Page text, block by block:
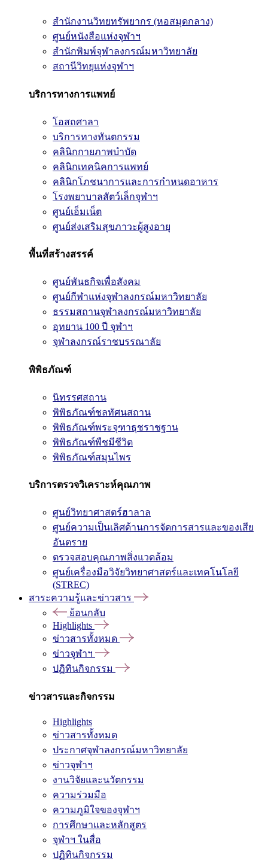
สำนักงานวิทยทรัพยากร (หอสมุดกลาง)
ศูนย์หนังสือแห่งจุฬาฯ
สำนักพิมพ์จุฬาลงกรณ์มหาวิทยาลัย
สถานีวิทยุแห่งจุฬาฯ
บริการทางการแพทย์
โอสถศาลา
บริการทางทันตกรรม
คลินิกกายภาพบำบัด
คลินิกเทคนิคการแพทย์
คลินิกโภชนาการและการกำหนดอาหาร
โรงพยาบาลสัตว์เล็กจุฬาฯ
ศูนย์เอ็มเน็ต
ศูนย์ส่งเสริมสุขภาวะผู้สูงอายุ
พื้นที่สร้างสรรค์
ศูนย์พันธกิจเพื่อสังคม
ศูนย์กีฬาแห่งจุฬาลงกรณ์มหาวิทยาลัย
ธรรมสถานจุฬาลงกรณ์มหาวิทยาลัย
อุทยาน 100 ปี จุฬาฯ
จุฬาลงกรณ์ราชบรรณาลัย
พิพิธภัณฑ์
นิทรรศสถาน
พิพิธภัณฑ์ชลทัศนสถาน
พิพิธภัณฑ์พระจุฑาธุชราชฐาน
พิพิธภัณฑ์พืชมีชีวิต
พิพิธภัณฑ์สมุนไพร
บริการตรวจวิเคราะห์คุณภาพ
ศูนย์วิทยาศาสตร์ฮาลาล
ศูนย์ความเป็นเลิศด้านการจัดการสารและของเสีย
อันตราย
ตรวจสอบคุณภาพสิ่งแวดล้อม
ศูนย์เครื่องมือวิจัยวิทยาศาสตร์และเทคโนโลยี
(STREC)
สาระความรู้และข่าวสาร
ย้อนกลับ
Highlights
ข่าวสารทั้งหมด
ข่าวจุฬาฯ
ปฏิทินกิจกรรม
ข่าวสารและกิจกรรม
Highlights
ข่าวสารทั้งหมด
ประกาศจุฬาลงกรณ์มหาวิทยาลัย
ข่าวจุฬาฯ
งานวิจัยและนวัตกรรม
ความร่วมมือ
ความภูมิใจของจุฬาฯ
การศึกษาและหลักสูตร
จุฬาฯ ในสื่อ
ปฏิทินกิจกรรม